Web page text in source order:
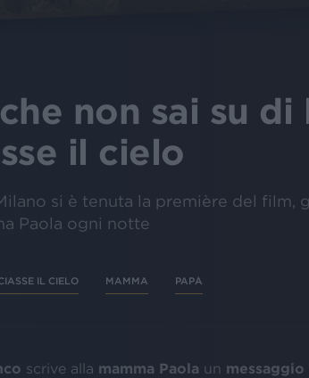
non sai su di
il cielo
si è tenuta la première del film,
Paola ogni notte
IL CIELO MAMMA PAPÀ
scrive alla mamma Paola un messaggio